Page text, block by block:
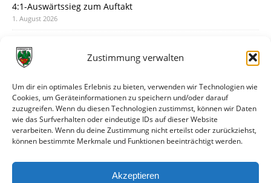
Zustimmung verwalten
Um dir ein optimales Erlebnis zu bieten, verwenden wir Technologien wie
Cookies, um Geräteinformationen zu speichern und/oder darauf
zuzugreifen. Wenn du diesen Technologien zustimmst, können wir Daten
wie das Surfverhalten oder eindeutige IDs auf dieser Website
verarbeiten. Wenn du deine Zustimmung nicht erteilst oder zurückziehst,
können bestimmte Merkmale und Funktionen beeinträchtigt werden.
Akzeptieren
4:1-Auswärtssieg zum Auftakt
1. August 2026
31. Juli 2026
30. Juli 2026
Deine Spielminute: 89+1
28. Juli 2026
Neuer Rückensponsor
Neue Podcast-Folge: So tickt Björn!